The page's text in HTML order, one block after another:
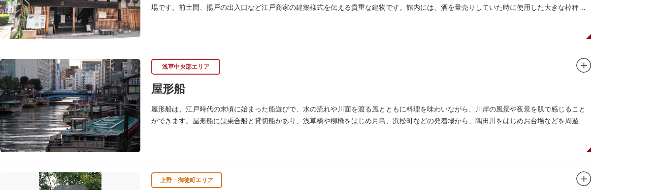
場です。前土間、揚戸の出入口など江戸商家の建築様式を伝える貴重な建物です。館内には、酒を量売りしていた時に使用した大きな棹秤、
浅草中央部エリア
屋形船
屋形船は、江戸時代の末頃に始まった船遊びで、水の流れや川面を渡る風とともに料理を味わいながら、川岸の風景や夜景を肌で感じること
ができます。屋形船には乗合船と貸切船があり、浅草橋や柳橋をはじめ月島、浜松町などの発着場から、隅田川をはじめお台場などを周遊す
上野・御徒町エリア